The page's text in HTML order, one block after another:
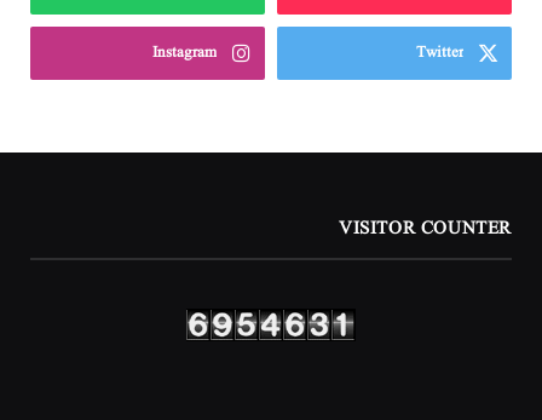
Twitter
Instagram
VISITOR COUNTER